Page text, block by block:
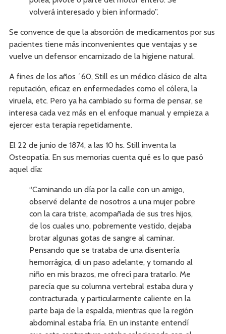
volverá interesado y bien informado”.
Se convence de que la absorción de medicamentos por sus
pacientes tiene más inconvenientes que ventajas y se
vuelve un defensor encarnizado de la higiene natural.
A fines de los años ´60, Still es un médico clásico de alta
reputación, eficaz en enfermedades como el cólera, la
viruela, etc. Pero ya ha cambiado su forma de pensar, se
interesa cada vez más en el enfoque manual y empieza a
ejercer esta terapia repetidamente.
El 22 de junio de 1874, a las 10 hs. Still inventa la
Osteopatía. En sus memorias cuenta qué es lo que pasó
aquel día:
“Caminando un día por la calle con un amigo,
observé delante de nosotros a una mujer pobre
con la cara triste, acompañada de sus tres hijos,
de los cuales uno, pobremente vestido, dejaba
brotar algunas gotas de sangre al caminar.
Pensando que se trataba de una disentería
hemorrágica, di un paso adelante, y tomando al
niño en mis brazos, me ofrecí para tratarlo. Me
parecía que su columna vertebral estaba dura y
contracturada, y particularmente caliente en la
parte baja de la espalda, mientras que la región
abdominal estaba fría. En un instante entendí